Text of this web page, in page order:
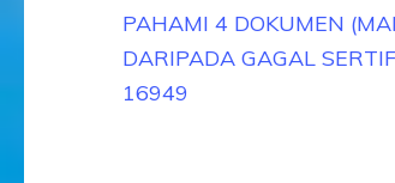
Navigasi
pos
PAHAMI 4 DOKUMEN
DARIPADA GAGAL
16949